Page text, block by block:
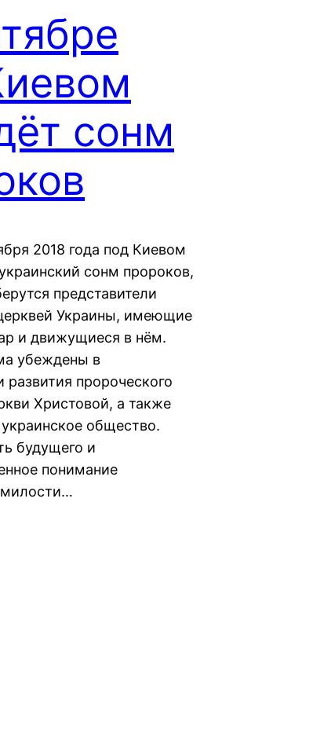
сонм
2018 года под Киевом
сонм пророков,
представители
Украины, имеющие
и движущиеся в нём.
убеждены в
пророческого
Христовой, а также
общество.
будущего и
понимание
милости…